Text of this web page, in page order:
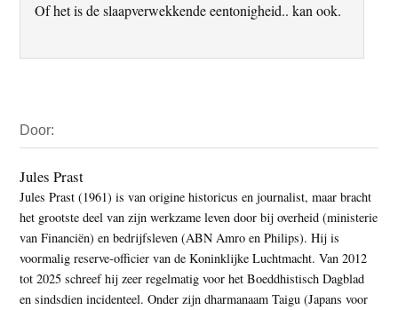
Of het is de slaapverwekkende eentonigheid.. kan ook.
Sidebar
Door:
Jules Prast
Jules Prast (1961) is van origine historicus en journalist, maar bracht
het grootste deel van zijn werkzame leven door bij overheid (ministerie
van Financiën) en bedrijfsleven (ABN Amro en Philips). Hij is
voormalig reserve-officier van de Koninklijke Luchtmacht. Van 2012
tot 2025 schreef hij zeer regelmatig voor het Boeddhistisch Dagblad
en sindsdien incidenteel. Onder zijn dharmanaam Taigu (Japans voor